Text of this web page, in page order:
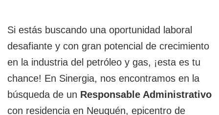
Si estás buscando una oportunidad laboral
desafiante y con gran potencial de crecimiento
en la industria del petróleo y gas, ¡esta es tu
chance! En Sinergia, nos encontramos en la
búsqueda de un Responsable Administrativo
con residencia en Neuquén, epicentro de